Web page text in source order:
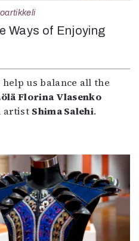
Ways of Enjoying
help us balance all the
Florina Vlasenko
artist Shima Salehi.